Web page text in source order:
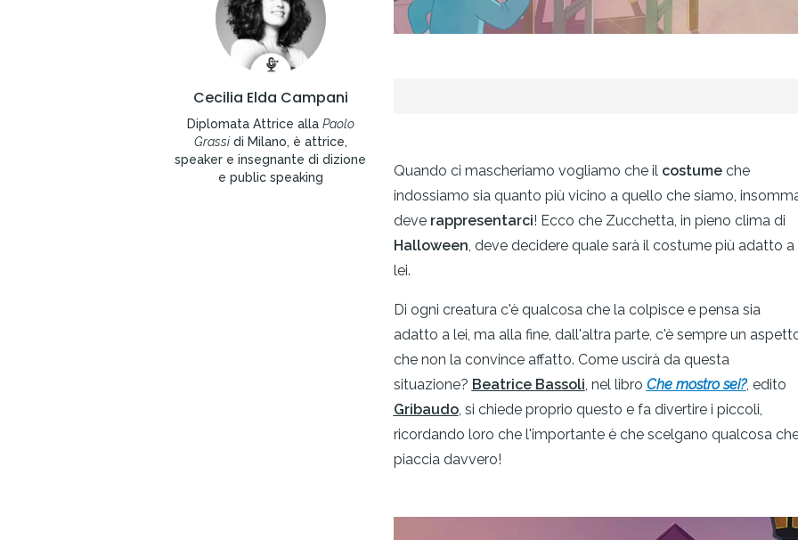
Cecilia Elda Campani
Diplomata Attrice alla Paolo
Grassidi Milano, è attrice,
speaker e insegnante di dizione
e public speaking
Quando ci mascheriamo vogliamo che il costumeche
indossiamo sia quanto più vicino a quello che siamo,
deve rappresentarci! Ecco che Zucchetta, in pieno clima di
Halloween, deve decidere quale sarà il costume più adatto a
lei.
Di ogni creatura c'è qualcosa che la colpisce e pensa sia
adatto a lei, ma alla fine, dall'altra parte, c'è sempre un
che non la convince affatto. Come uscirà da questa
situazione? Beatrice Bassoli, nel libro Che mostro sei?, edito
Gribaudo, si chiede proprio questo e fa divertire i piccoli,
ricordando loro che l'importante è che scelgano qualcosa
piaccia davvero!